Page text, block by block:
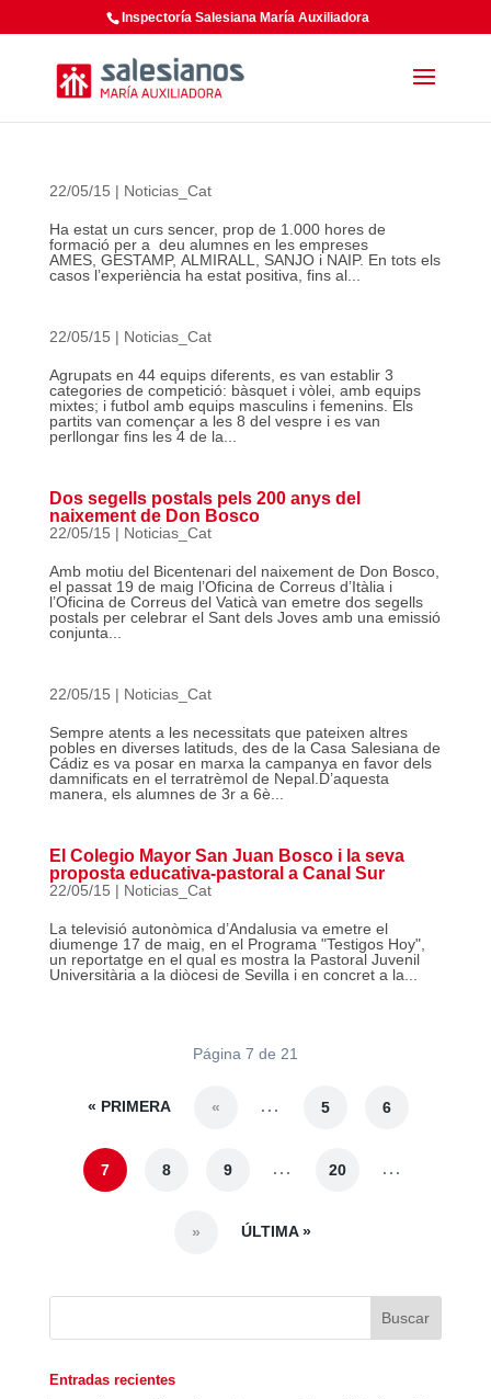
Inspectoría Salesiana María Auxiliadora
22/05/15 | Noticias_Cat
Ha estat un curs sencer, prop de 1.000 hores de
formació per a deu alumnes en les empreses
AMES, GESTAMP, ALMIRALL, SANJO i NAIP. En tots els
casos l’experiència ha estat positiva, fins al...
22/05/15 | Noticias_Cat
Agrupats en 44 equips diferents, es van establir 3
categories de competició: bàsquet i vòlei, amb equips
mixtes; i futbol amb equips masculins i femenins. Els
partits van començar a les 8 del vespre i es van
perllongar fins les 4 de la...
Dos segells postals pels 200 anys del
naixement de Don Bosco
22/05/15 | Noticias_Cat
Amb motiu del Bicentenari del naixement de Don Bosco,
el passat 19 de maig l’Oficina de Correus d’Itàlia i
l’Oficina de Correus del Vaticà van emetre dos segells
postals per celebrar el Sant dels Joves amb una emissió
conjunta...
22/05/15 | Noticias_Cat
Sempre atents a les necessitats que pateixen altres
pobles en diverses latituds, des de la Casa Salesiana de
Cádiz es va posar en marxa la campanya en favor dels
damnificats en el terratrèmol de Nepal.D’aquesta
manera, els alumnes de 3r a 6è...
El Colegio Mayor San Juan Bosco i la seva
proposta educativa-pastoral a Canal Sur
22/05/15 | Noticias_Cat
La televisió autonòmica d’Andalusia va emetre el
diumenge 17 de maig, en el Programa "Testigos Hoy",
un reportatge en el qual es mostra la Pastoral Juvenil
Universitària a la diòcesi de Sevilla i en concret a la...
Página 7 de 21
« PRIMERA « ... 5 6
7 8 9 ... 20 ...
» ÚLTIMA »
Entradas recientes